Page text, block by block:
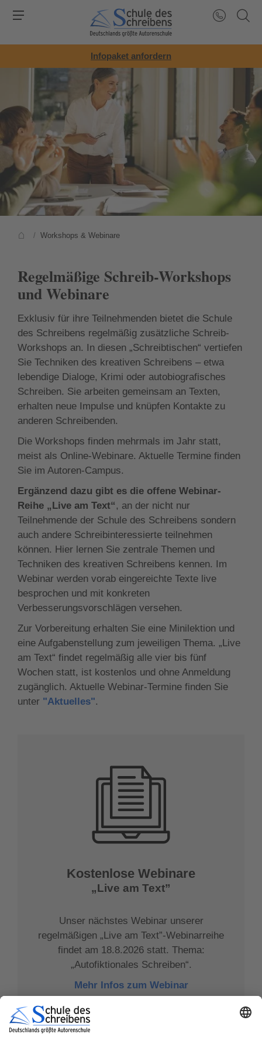
Infopaket anfordern
/ Workshops & Webinare
Regelmäßige Schreib-Workshops
und Webinare
Exklusiv für ihre Teilnehmenden bietet die Schule
des Schreibens regelmäßig zusätzliche Schreib-
Workshops an. In diesen „Schreibtischen“ vertiefen
Sie Techniken des kreativen Schreibens – etwa
lebendige Dialoge, Krimi oder autobiografisches
Schreiben. Sie arbeiten gemeinsam an Texten,
erhalten neue Impulse und knüpfen Kontakte zu
anderen Schreibenden.
Die Workshops finden mehrmals im Jahr statt,
meist als Online-Webinare. Aktuelle Termine finden
Sie im Autoren-Campus.
Ergänzend dazu gibt es die offene Webinar-
Reihe „Live am Text“, an der nicht nur
Teilnehmende der Schule des Schreibens sondern
auch andere Schreibinteressierte teilnehmen
können. Hier lernen Sie zentrale Themen und
Techniken des kreativen Schreibens kennen. Im
Webinar werden vorab eingereichte Texte live
besprochen und mit konkreten
Verbesserungsvorschlägen versehen.
Zur Vorbereitung erhalten Sie eine Minilektion und
eine Aufgabenstellung zum jeweiligen Thema. „Live
am Text“ findet regelmäßig alle vier bis fünf
Wochen statt, ist kostenlos und ohne Anmeldung
zugänglich. Aktuelle Webinar-Termine finden Sie
unter "Aktuelles".
Kostenlose Webinare
„Live am Text”
Unser nächstes Webinar unserer
regelmäßigen „Live am Text”-Webinarreihe
findet am 18.8.2026 statt. Thema:
„Autofiktionales Schreiben“.
Mehr Infos zum Webinar